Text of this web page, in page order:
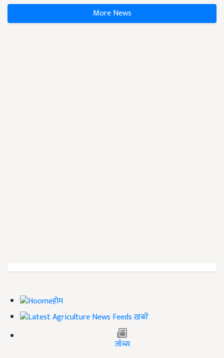
More News
होम
ख़बरें
जॉब्स